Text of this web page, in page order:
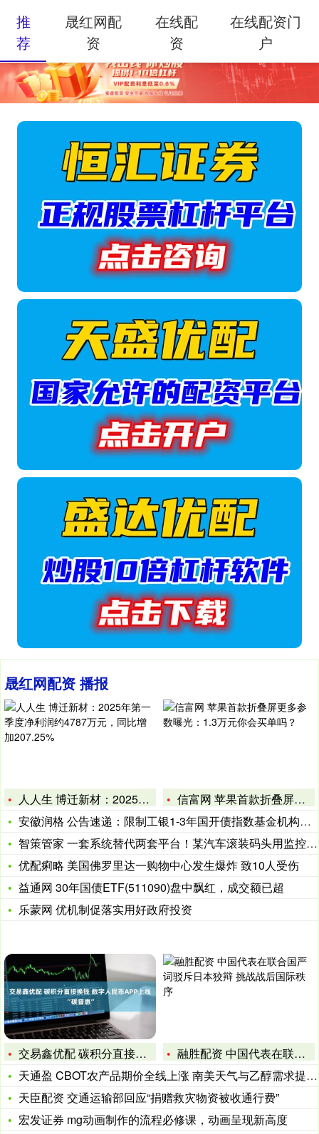
晟红网配资 播报
人人生 博迁新材：2025年第一季度净利润约4787万元，同
信富网 苹果首款折叠屏更多参数曝光：1.3万元你会买单吗？
安徽润格 公告速递：限制工银1-3年国开债指数基金机构投资者
智策管家 一套系统替代两套平台！某汽车滚装码头用监控易简化运
优配痢略 美国佛罗里达一购物中心发生爆炸 致10人受伤
益通网 30年国债ETF(511090)盘中飘红，成交额已超
乐蒙网 优机制促落实用好政府投资
交易鑫优配 碳积分直接换钱 数字人民币APP上线“碳普惠”
融胜配资 中国代表在联合国严词驳斥日本狡辩 挑战战后国际秩序
天通盈 CBOT农产品期价全线上涨 南美天气与乙醇需求提供支
天臣配资 交通运输部回应“捐赠救灾物资被收通行费”
宏发证券 mg动画制作的流程必修课，动画呈现新高度
推
荐
晟红网配
资
在线配
资
在线配资门
户